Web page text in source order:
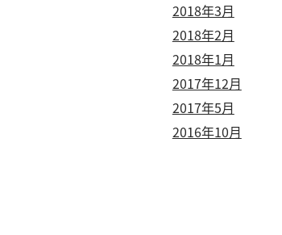
2018年3月
2018年2月
2018年1月
2017年12月
2017年5月
2016年10月